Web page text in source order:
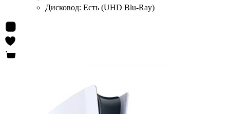
Дисковод: Есть (UHD Blu-Ray)